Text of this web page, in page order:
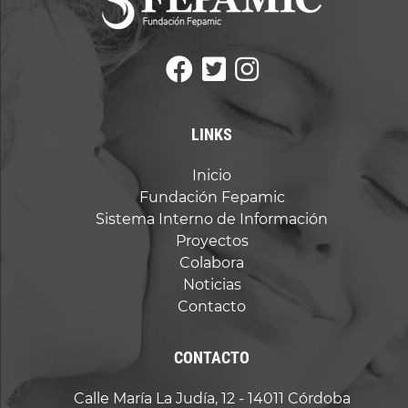
LINKS
Inicio
Fundación Fepamic
Sistema Interno de Información
Proyectos
Colabora
Noticias
Contacto
CONTACTO
Calle María La Judía, 12 - 14011 Córdoba